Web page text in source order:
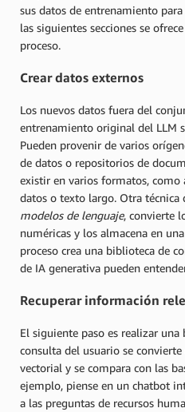
sus datos de entrenamiento
las siguientes secciones se
proceso.
Crear datos externos
Los nuevos datos fuera del
entrenamiento original del LLM
Pueden provenir de varios
de datos o repositorios de
existir en varios formatos, como
datos o texto largo. Otra técnica
modelos de lenguaje, convierte
numéricas y los almacena en
proceso crea una biblioteca de
de IA generativa pueden
Recuperar información
El siguiente paso es realizar una
consulta del usuario se
vectorial y se compara con las
ejemplo, piense en un chatbot
a las preguntas de recursos